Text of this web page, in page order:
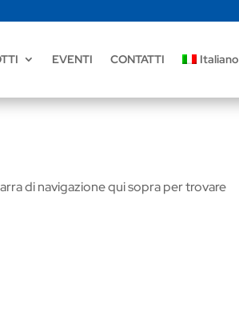
EVENTI CONTATTI Italiano
di navigazione qui sopra per trovare